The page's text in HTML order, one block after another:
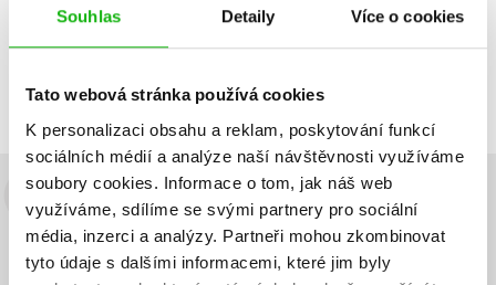
Souhlas Detaily Více o cookies
Tato webová stránka používá cookies
K personalizaci obsahu a reklam, poskytování funkcí
sociálních médií a analýze naší návštěvnosti využíváme
soubory cookies. Informace o tom, jak náš web
využíváme, sdílíme se svými partnery pro sociální
média, inzerci a analýzy. Partneři mohou zkombinovat
tyto údaje s dalšími informacemi, které jim byly
Zobrazuji 1 až 1 z celkem 1 záznamů
Předchozí 1 Další
Budete to vědět jako první!
Zajímá Vás, jaký knižní hit právě vychází, na jaké zboží je výhodná
sleva, jaká běží soutěž o ceny? Přihlášením k odběru našich e-